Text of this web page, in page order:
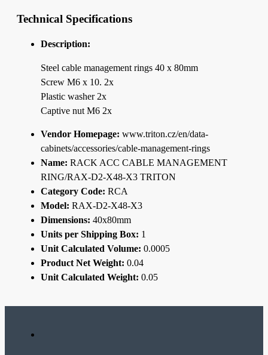
Technical Specifications
Description:
Steel cable management rings 40 x 80mm
Screw M6 x 10. 2x
Plastic washer 2x
Captive nut M6 2x
Vendor Homepage: www.triton.cz/en/data-
cabinets/accessories/cable-management-rings
Name: RACK ACC CABLE MANAGEMENT
RING/RAX-D2-X48-X3 TRITON
Category Code: RCA
Model: RAX-D2-X48-X3
Dimensions: 40x80mm
Units per Shipping Box: 1
Unit Calculated Volume: 0.0005
Product Net Weight: 0.04
Unit Calculated Weight: 0.05